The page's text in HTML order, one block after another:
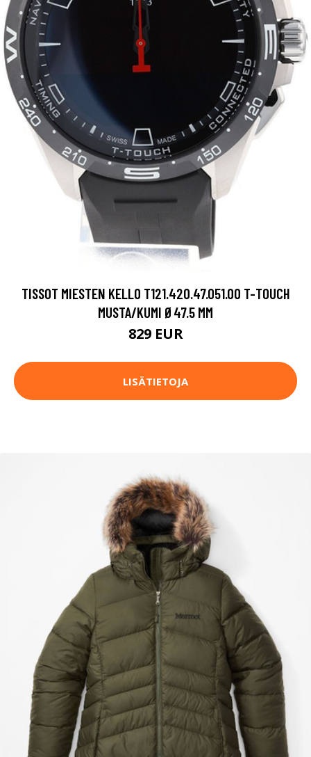
TISSOT MIESTEN KELLO T121.420.47.051.00 T-TOUCH
MUSTA/KUMI Ø47.5 MM
829 EUR
LISÄTIETOJA